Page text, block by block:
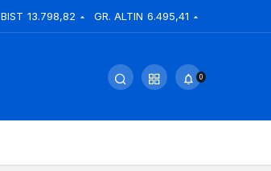
BIST 13.798,82 GR. ALTIN 6.495,41
0